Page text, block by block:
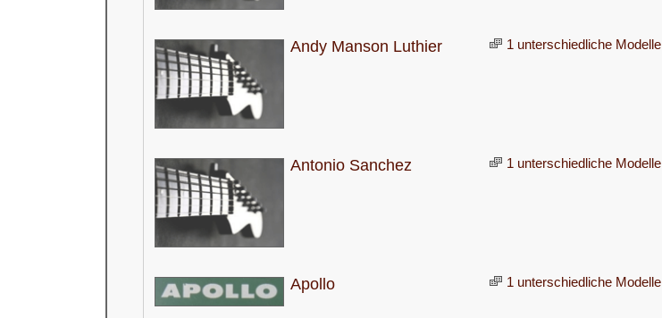
Andy Manson Luthier 1 unterschiedliche Modelle
Antonio Sanchez 1 unterschiedliche Modelle
Apollo 1 unterschiedliche Modelle